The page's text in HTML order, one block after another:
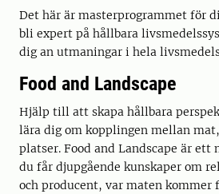
Det här är masterprogrammet för
bli expert på hållbara
dig an utmaningar i hela
Food and Landscape
Hjälp till att skapa hållbara
lära dig om kopplingen mellan
platser. Food and Landscape är ett
du får djupgående kunskaper om
och producent, var maten kommer